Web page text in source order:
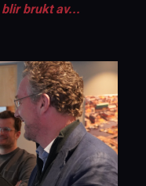
brukt av...